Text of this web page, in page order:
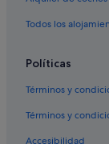
Todos los
Políticas
Términos y
Términos y
Accesibilidad